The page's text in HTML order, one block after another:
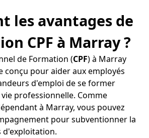
les avantages de
CPF à Marray ?
de Formation (CPF) à Marray
conçu pour aider aux employés
d'emploi de se former
professionnelle. Comme
à Marray, vous pouvez
pour subventionner la